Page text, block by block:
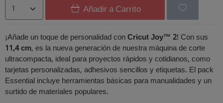
Añadir a Carrito
¡Añade un toque de personalidad conCricut Joy™ 2! Con sus
11,4 cm, es la nueva generación de nuestra máquina de corte
ultracompacta, ideal para proyectos rápidos y cotidianos, como
tarjetas personalizadas, adhesivos sencillos y etiquetas. El pack
Essential incluye herramientas básicas para manualidades y un
surtido de materiales populares.